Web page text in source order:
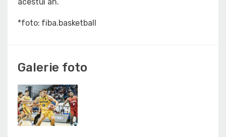
*foto: fiba.basketball
Galerie foto